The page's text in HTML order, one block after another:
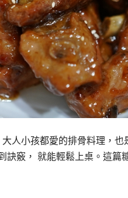
人小孩都愛的排骨料理，
竅， 就能輕鬆上桌。這篇